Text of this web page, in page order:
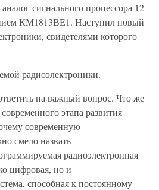
сигнального процессора 12
КМ1813ВЕ1. Наступил новый
свидетелями которого
радиоэлектроники.
на важный вопрос. Что же
этапа развития
современную
смело назвать
радиоэлектронная
цифровая, но и
способная к постоянному